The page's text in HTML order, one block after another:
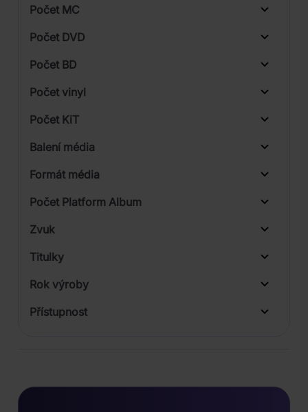
Počet MC
Počet DVD
Počet BD
Počet vinyl
Počet KiT
Balení média
Formát média
Počet Platform Album
Zvuk
Titulky
Rok výroby
Přístupnost